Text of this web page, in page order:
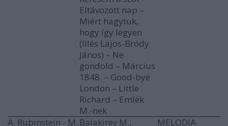
Eltávozott nap –
Miért hagytuk,
hogy így legyen
(Illés Lajos-Bródy
János) – Ne
gondold – Március
1848. – Good-bye
London – Little
Richard – Emlék
M.-nek
A. Rubinstein - M. Balakirev M.:
MELODIA